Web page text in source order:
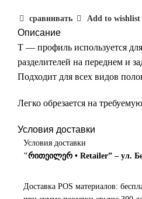
сравнивать Add to wishlist
Описание
Т — профиль используется
разделителей на переднем и
Подходит для всех видов
Легко обрезается на
Условия доставки
Условия доставки
"რითეილერ • Retailer” – ул.
Доставка POS материалов: